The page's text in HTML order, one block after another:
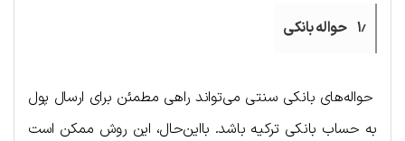
۱٫ حواله بانکی
حواله‌های بانکی سنتی می‌تواند راهی مطمئن برای ارسال پول
به حساب بانکی ترکیه باشد. بااین‌حال، این روش ممکن است